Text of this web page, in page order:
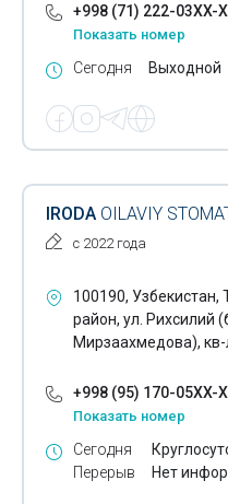
+998 (71) 222-03XX-
Показать номер
Сегодня Выходной
IRODA OILAVIY
с 2022 года
100190,
район, ул. Рихсилий
Мирзаахмедова),
+998 (95) 170-05XX-
Показать номер
Сегодня
Перерыв
Нет